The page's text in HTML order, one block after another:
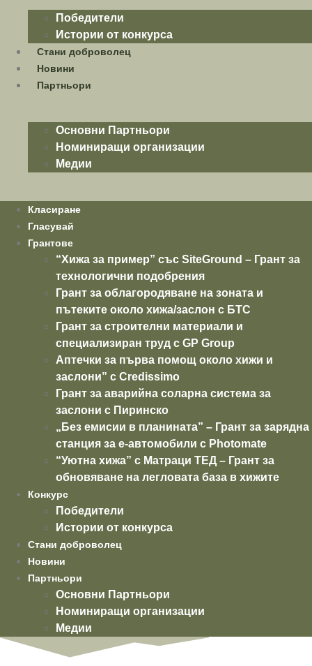
Победители
Истории от конкурса
Стани доброволец
Новини
Партньори
Основни Партньори
Номиниращи организации
Медии
Класиране
Гласувай
Грантове
“Хижа за пример” със SiteGround – Грант за
технологични подобрения
Грант за облагородяване на зоната и
пътеките около хижа/заслон с БТС
Грант за строителни материали и
специализиран труд с GP Group
Аптечки за първа помощ около хижи и
заслони” с Credissimo
Грант за аварийна соларна система за
заслони с Пиринско
„Без емисии в планината” – Грант за зарядна
станция за e-автомобили с Photomate
“Уютна хижа” с Матраци ТЕД – Грант за
обновяване на легловата база в хижите
Конкурс
Победители
Истории от конкурса
Стани доброволец
Новини
Партньори
Основни Партньори
Номиниращи организации
Медии